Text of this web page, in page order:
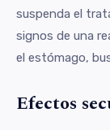
suspenda el
signos de una
el estómago,
Efectos